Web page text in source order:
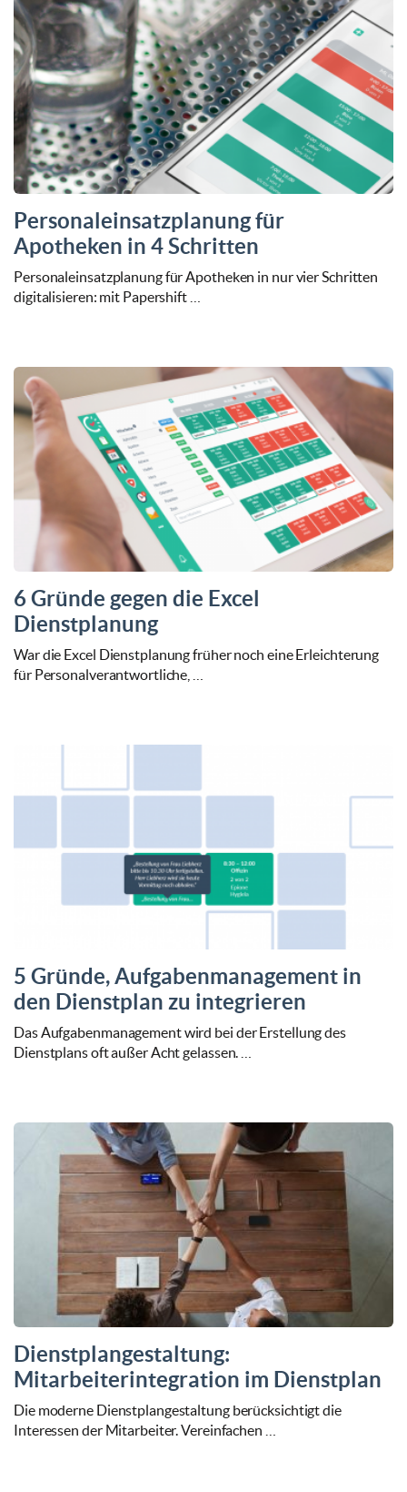
Personaleinsatzplanung für
Apotheken in 4 Schritten
Personaleinsatzplanung für Apotheken in nur vier Schritten
digitalisieren: mit Papershift …
6 Gründe gegen die Excel
Dienstplanung
War die Excel Dienstplanung früher noch eine Erleichterung
für Personalverantwortliche, …
5 Gründe, Aufgabenmanagement in
den Dienstplan zu integrieren
Das Aufgabenmanagement wird bei der Erstellung des
Dienstplans oft außer Acht gelassen. …
Dienstplangestaltung:
Mitarbeiterintegration im Dienstplan
Die moderne Dienstplangestaltung berücksichtigt die
Interessen der Mitarbeiter. Vereinfachen …